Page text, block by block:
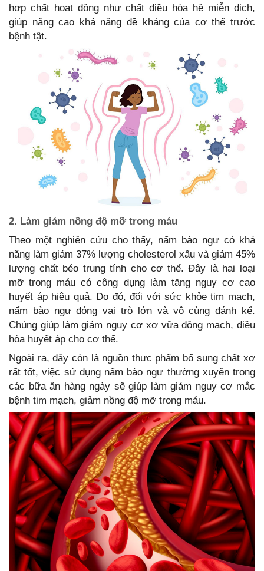
hợp chất hoạt động như chất điều hòa hệ miễn dịch,
giúp nâng cao khả năng đề kháng của cơ thể trước
bệnh tật.
2. Làm giảm nồng độ mỡ trong máu
Theo một nghiên cứu cho thấy, nấm bào ngư có khả
năng làm giảm 37% lượng cholesterol xấu và giảm 45%
lượng chất béo trung tính cho cơ thể. Đây là hai loại
mỡ trong máu có công dụng làm tăng nguy cơ cao
huyết áp hiệu quả. Do đó, đối với sức khỏe tim mạch,
nấm bào ngư đóng vai trò lớn và vô cùng đánh kể.
Chúng giúp làm giảm nguy cơ xơ vữa động mạch, điều
hòa huyết áp cho cơ thể.
Ngoài ra, đây còn là nguồn thực phẩm bổ sung chất xơ
rất tốt, việc sử dụng nấm bào ngư thường xuyên trong
các bữa ăn hàng ngày sẽ giúp làm giảm nguy cơ mắc
bệnh tim mạch, giảm nồng độ mỡ trong máu.